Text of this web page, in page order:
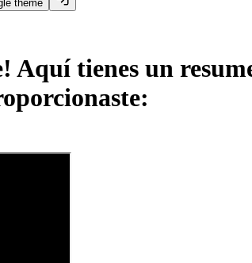
theme
Aquí tienes un